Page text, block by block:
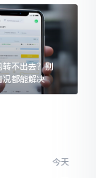
不出去？别
况都能解决
今天